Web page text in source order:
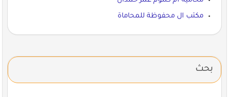
مكتب ال محفوظة للمحاماة
بحث